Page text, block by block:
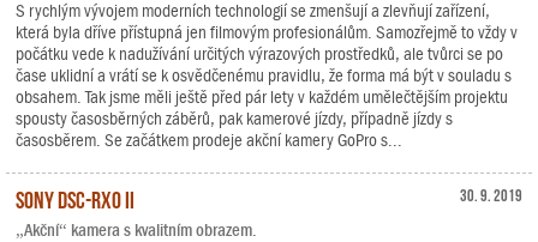
S rychlým vývojem moderních technologií se zmenšují a zlevňují zařízení,
která byla dříve přístupná jen filmovým profesionálům. Samozřejmě to vždy v
počátku vede k nadužívání určitých výrazových prostředků, ale tvůrci se po
čase uklidní a vrátí se k osvědčenému pravidlu, že forma má být v souladu s
obsahem. Tak jsme měli ještě před pár lety v každém umělečtějším projektu
spousty časosběrných záběrů, pak kamerové jízdy, případně jízdy s
časosběrem. Se začátkem prodeje akční kamery GoPro s...
30. 9. 2019
Sony DSC-RX0 II
„Akční“ kamera s kvalitním obrazem.